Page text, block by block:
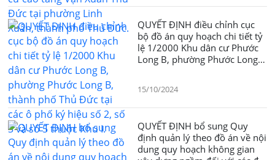
QUYẾT ĐỊNH điều chỉnh cục
bộ đồ án quy hoạch chi tiết tỷ
lệ 1/2000 Khu dân cư Phước
Long B, phường Phước Long
thuộc Khu I.
15/10/2024
QUYẾT ĐỊNH bổ sung Quy
định quản lý theo đồ án về nội
dung quy hoạch không gian